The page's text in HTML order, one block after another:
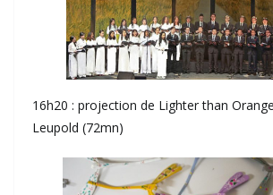
16h20 : projection de Lighter than
Leupold (72mn)